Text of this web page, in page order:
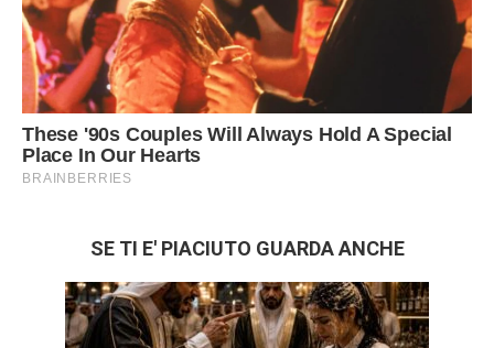
SE TI E' PIACIUTO GUARDA ANCHE